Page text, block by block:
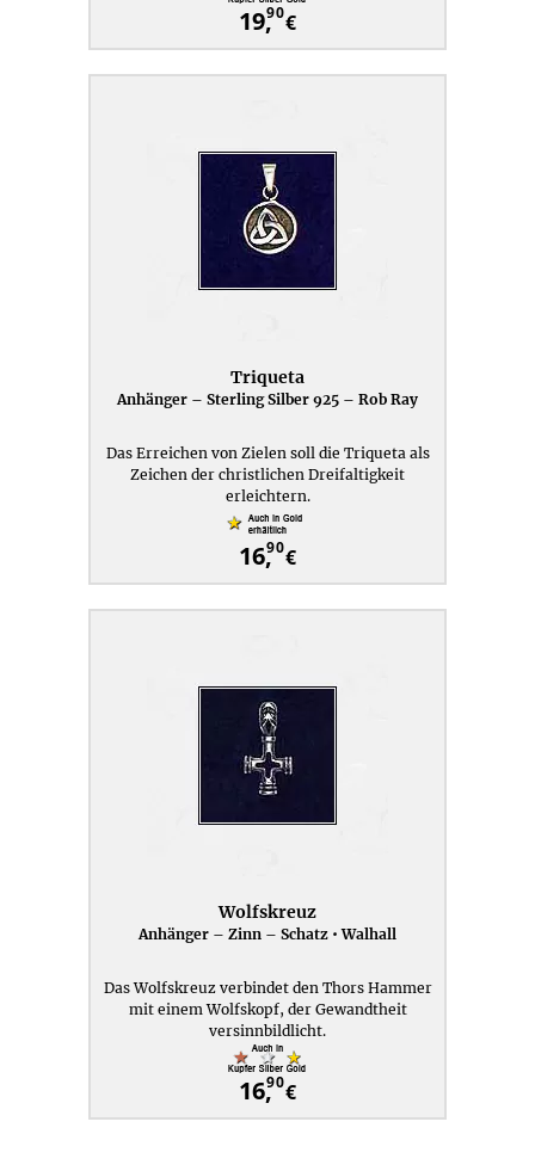
19,90€
Triqueta
Anhänger – Sterling Silber 925 – Rob Ray
Das Erreichen von Zielen soll die Triqueta als
Zeichen der christlichen Dreifaltigkeit
erleichtern.
16,90€
Wolfskreuz
Anhänger – Zinn – Schatz • Walhall
Das Wolfskreuz verbindet den Thors Hammer
mit einem Wolfskopf, der Gewandtheit
versinnbildlicht.
16,90€